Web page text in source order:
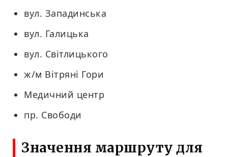
вул. Западинська
вул. Галицька
вул. Світлицького
ж/м Вітряні Гори
Медичний центр
пр. Свободи
Значення маршруту для